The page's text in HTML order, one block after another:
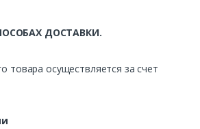
ДОСТАВКИ.
товара осуществляется за счет